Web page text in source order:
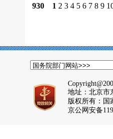
930 1 2 3 4 5 6 7 8 9
地址：北京市
版权所有：国
京公网安备